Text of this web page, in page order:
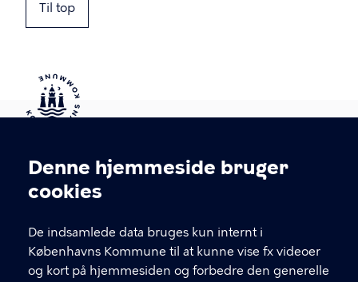
Cookieindstillinger
Denne hjemmeside bruger
cookies
De indsamlede data bruges kun internt i
Københavns Kommune til at kunne vise fx videoer
og kort på hjemmesiden og forbedre den generelle
Til top
Kontakt Københavns Kommune
T
fFind andre kontakter her
CVR-nummer64942212